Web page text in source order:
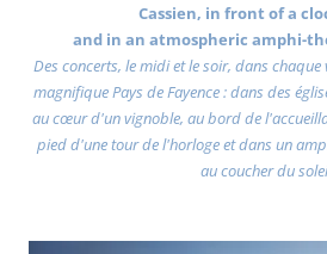
Cassien, in front of a
and in an atmospheric amphi-
Des concerts, le midi et le soir, dans
magnifique Pays de Fayence : dans des
au cœur d'un vignoble, au bord de
pied d'une tour de l'horloge et dans un
au coucher du